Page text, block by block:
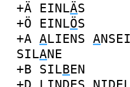
+Ä EINLÄS
+Ö EINLÖS
+A ALIENS A
SILANE
+B SILBEN